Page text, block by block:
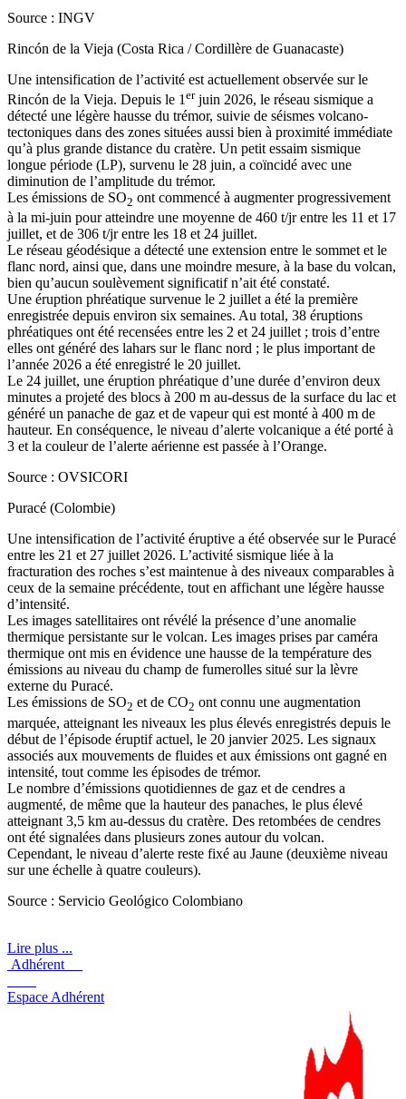
Source : INGV
Rincón de la Vieja (Costa Rica / Cordillère de Guanacaste)
Une intensification de l’activité est actuellement observée sur le
Rincón de la Vieja. Depuis le 1 erjuin 2026, le réseau sismique a
détecté une légère hausse du trémor, suivie de séismes volcano-
tectoniques dans des zones situées aussi bien à proximité immédiate
qu’à plus grande distance du cratère. Un petit essaim sismique
longue période (LP), survenu le 28 juin, a coïncidé avec une
diminution de l’amplitude du trémor.
Les émissions de SO2 ont commencé à augmenter progressivement
à la mi-juin pour atteindre une moyenne de 460 t/jr entre les 11 et 17
juillet, et de 306 t/jr entre les 18 et 24 juillet.
Le réseau géodésique a détecté une extension entre le sommet et le
flanc nord, ainsi que, dans une moindre mesure, à la base du volcan,
bien qu’aucun soulèvement significatif n’ait été constaté.
Une éruption phréatique survenue le 2 juillet a été la première
enregistrée depuis environ six semaines. Au total, 38 éruptions
phréatiques ont été recensées entre les 2 et 24 juillet ; trois d’entre
elles ont généré des lahars sur le flanc nord ; le plus important de
l’année 2026 a été enregistré le 20 juillet.
Le 24 juillet, une éruption phréatique d’une durée d’environ deux
minutes a projeté des blocs à 200 m au-dessus de la surface du lac et
généré un panache de gaz et de vapeur qui est monté à 400 m de
hauteur. En conséquence, le niveau d’alerte volcanique a été porté à
3 et la couleur de l’alerte aérienne est passée à l’Orange.
Source : OVSICORI
Puracé (Colombie)
Une intensification de l’activité éruptive a été observée sur le Puracé
entre les 21 et 27 juillet 2026. L’activité sismique liée à la
fracturation des roches s’est maintenue à des niveaux comparables à
ceux de la semaine précédente, tout en affichant une légère hausse
d’intensité.
Les images satellitaires ont révélé la présence d’une anomalie
thermique persistante sur le volcan. Les images prises par caméra
thermique ont mis en évidence une hausse de la température des
émissions au niveau du champ de fumerolles situé sur la lèvre
externe du Puracé.
Les émissions de SO2 et de CO2 ont connu une augmentation
marquée, atteignant les niveaux les plus élevés enregistrés depuis le
début de l’épisode éruptif actuel, le 20 janvier 2025. Les signaux
associés aux mouvements de fluides et aux émissions ont gagné en
intensité, tout comme les épisodes de trémor.
Le nombre d’émissions quotidiennes de gaz et de cendres a
augmenté, de même que la hauteur des panaches, le plus élevé
atteignant 3,5 km au-dessus du cratère. Des retombées de cendres
ont été signalées dans plusieurs zones autour du volcan.
Cependant, le niveau d’alerte reste fixé au Jaune (deuxième niveau
sur une échelle à quatre couleurs).
Source : Servicio Geológico Colombiano
Lire plus ...
Adhérent
Espace Adhérent